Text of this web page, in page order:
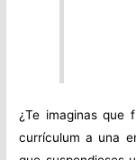
¿Te imaginas que
currículum a una